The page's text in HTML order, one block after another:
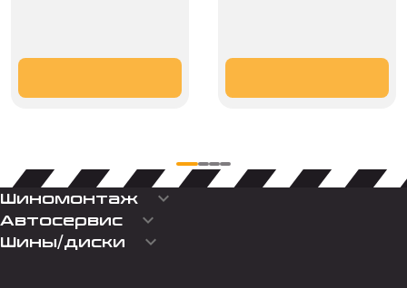
Шиномонтаж keyboard_arrow_down
Автосервис keyboard_arrow_down
Шины/диски keyboard_arrow_down